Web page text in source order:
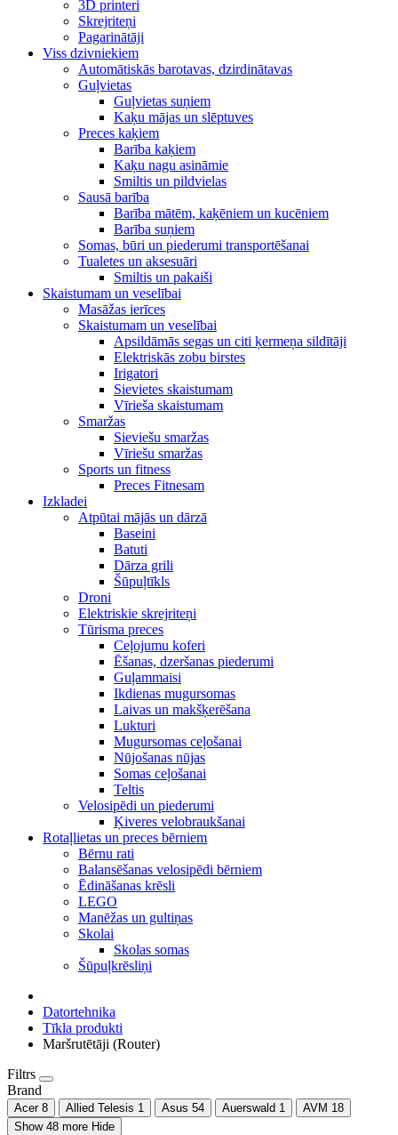
3D printeri
Skrejriteņi
Pagarinātāji
Viss dzivniekiem
Automātiskās barotavas, dzirdinātavas
Guļvietas
Guļvietas suņiem
Kaķu mājas un slēptuves
Preces kaķiem
Barība kaķiem
Kaķu nagu asināmie
Smiltis un pildvielas
Sausā barība
Barība mātēm, kaķēniem un kucēniem
Barība suņiem
Somas, būri un piederumi transportēšanai
Tualetes un aksesuāri
Smiltis un pakaiši
Skaistumam un veselībai
Masāžas ierīces
Skaistumam un veselībai
Apsildāmās segas un citi ķermeņa sildītāji
Elektriskās zobu birstes
Irigatori
Sievietes skaistumam
Vīrieša skaistumam
Smaržas
Sieviešu smaržas
Vīriešu smaržas
Sports un fitness
Preces Fitnesam
Izkladei
Atpūtai mājās un dārzā
Baseini
Batuti
Dārza grili
Šūpuļtīkls
Droni
Elektriskie skrejriteņi
Tūrisma preces
Ceļojumu koferi
Ēšanas, dzeršanas piederumi
Guļammaisi
Ikdienas mugursomas
Laivas un makšķerēšana
Lukturi
Mugursomas ceļošanai
Nūjošanas nūjas
Somas ceļošanai
Teltis
Velosipēdi un piederumi
Ķiveres velobraukšanai
Rotaļlietas un preces bērniem
Bērnu rati
Balansēšanas velosipēdi bērniem
Ēdināšanas krēsli
LEGO
Manēžas un gultiņas
Skolai
Skolas somas
Šūpuļkrēsliņi
Datortehnika
Tīkla produkti
Maršrutētāji (Router)
Filtrs
Brand
Acer 8 Allied Telesis 1 Asus 54 Auerswald 1 AVM 18
Show 48 more Hide